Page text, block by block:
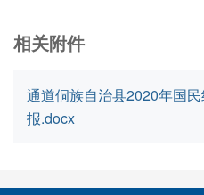
相关附件
通道侗族自治县2020年国
报.docx